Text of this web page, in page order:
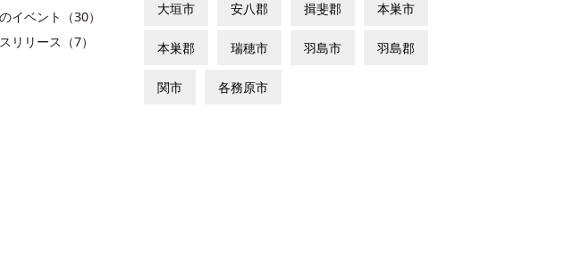
イベント（30）
リリース（7）
大垣市 安八郡 揖斐郡 本巣市
本巣郡 瑞穂市 羽島市 羽島郡
関市 各務原市